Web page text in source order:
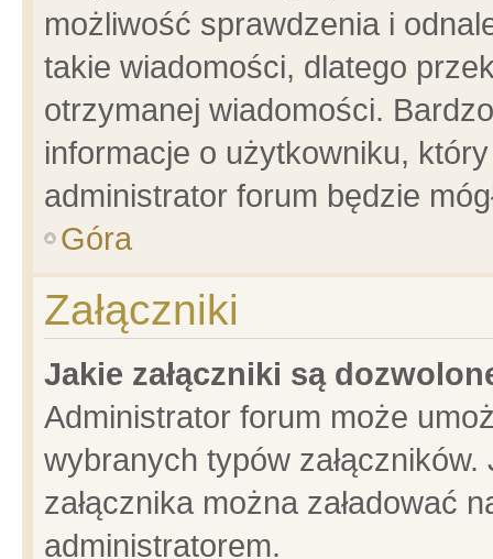
możliwość sprawdzenia i
takie wiadomości, dlatego
otrzymanej wiadomości.
informacje o użytkowniku,
administrator forum będzie
Góra
Załączniki
Jakie załączniki są
Administrator forum może
wybranych typów
załącznika można załadować
administratorem.